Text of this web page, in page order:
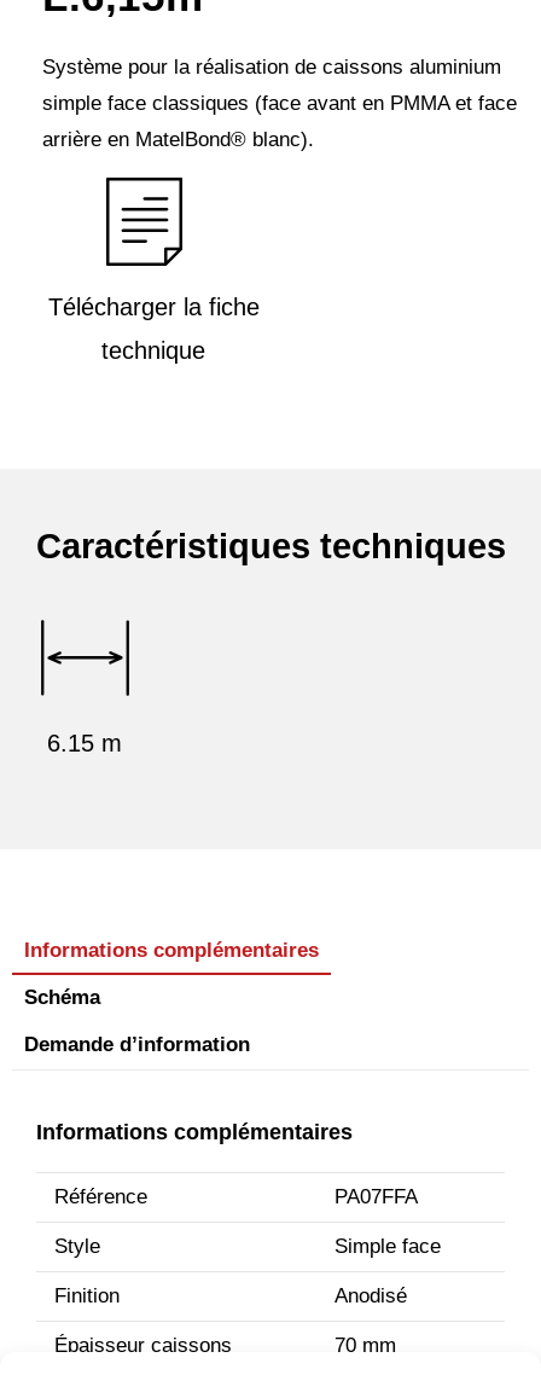
Système pour la réalisation de caissons aluminium
simple face classiques (face avant en PMMA et face
arrière en MatelBond® blanc).
Télécharger la fiche
technique
Caractéristiques techniques
6.15 m
Informations complémentaires
Schéma
Demande d’information
Informations complémentaires
Référence PA07FFA
Style Simple face
Finition Anodisé
Épaisseur caissons 70 mm